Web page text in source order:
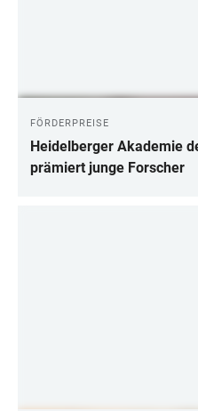
FÖRDERPREISE
Heidelberger Akademie
prämiert junge Forscher